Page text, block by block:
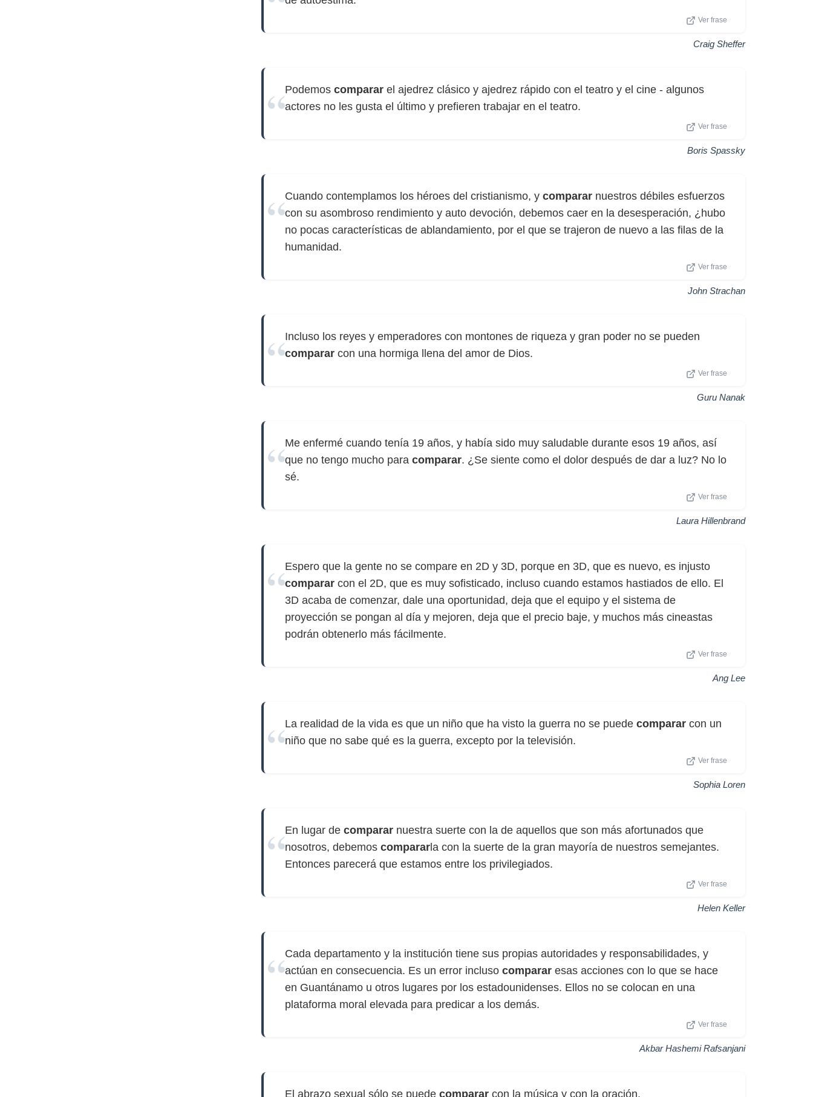
Ver frase
Craig Sheffer
Podemos comparar el ajedrez clásico y ajedrez rápido con el teatro y el cine - algunos
actores no les gusta el último y prefieren trabajar en el teatro.
Ver frase
Boris Spassky
Cuando contemplamos los héroes del cristianismo, y comparar nuestros débiles esfuerzos
con su asombroso rendimiento y auto devoción, debemos caer en la desesperación, ¿hubo
no pocas características de ablandamiento, por el que se trajeron de nuevo a las filas de la
humanidad.
Ver frase
John Strachan
Incluso los reyes y emperadores con montones de riqueza y gran poder no se pueden
comparar con una hormiga llena del amor de Dios.
Ver frase
Guru Nanak
Me enfermé cuando tenía 19 años, y había sido muy saludable durante esos 19 años, así
que no tengo mucho para comparar. ¿Se siente como el dolor después de dar a luz? No lo
sé.
Ver frase
Laura Hillenbrand
Espero que la gente no se compare en 2D y 3D, porque en 3D, que es nuevo, es injusto
comparar con el 2D, que es muy sofisticado, incluso cuando estamos hastiados de ello. El
3D acaba de comenzar, dale una oportunidad, deja que el equipo y el sistema de
proyección se pongan al día y mejoren, deja que el precio baje, y muchos más cineastas
podrán obtenerlo más fácilmente.
Ver frase
Ang Lee
La realidad de la vida es que un niño que ha visto la guerra no se puede comparar con un
niño que no sabe qué es la guerra, excepto por la televisión.
Ver frase
Sophia Loren
En lugar de comparar nuestra suerte con la de aquellos que son más afortunados que
nosotros, debemos comparar la con la suerte de la gran mayoría de nuestros semejantes.
Entonces parecerá que estamos entre los privilegiados.
Ver frase
Helen Keller
Cada departamento y la institución tiene sus propias autoridades y responsabilidades, y
actúan en consecuencia. Es un error incluso comparar esas acciones con lo que se hace
en Guantánamo u otros lugares por los estadounidenses. Ellos no se colocan en una
plataforma moral elevada para predicar a los demás.
Ver frase
Akbar Hashemi Rafsanjani
El abrazo sexual sólo se puede comparar con la música y con la oración.